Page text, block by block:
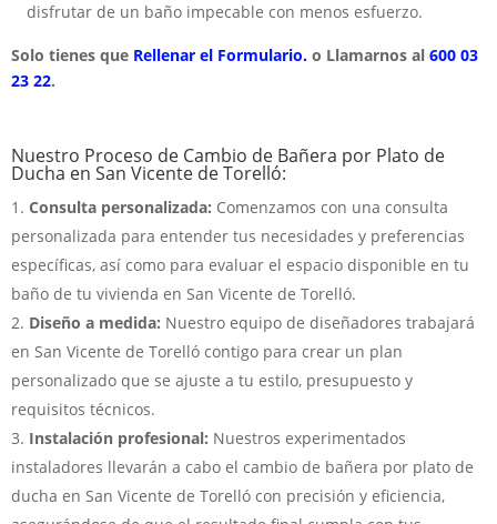
disfrutar de un baño impecable con menos esfuerzo.
Solo tienes que Rellenar el Formulario. o Llamarnos al 600 03
23 22.
Nuestro Proceso de Cambio de Bañera por Plato de
Ducha en San Vicente de Torelló:
Consulta personalizada: Comenzamos con una consulta
personalizada para entender tus necesidades y preferencias
específicas, así como para evaluar el espacio disponible en tu
baño de tu vivienda en San Vicente de Torelló.
Diseño a medida: Nuestro equipo de diseñadores trabajará
en San Vicente de Torelló contigo para crear un plan
personalizado que se ajuste a tu estilo, presupuesto y
requisitos técnicos.
Instalación profesional: Nuestros experimentados
instaladores llevarán a cabo el cambio de bañera por plato de
ducha en San Vicente de Torelló con precisión y eficiencia,